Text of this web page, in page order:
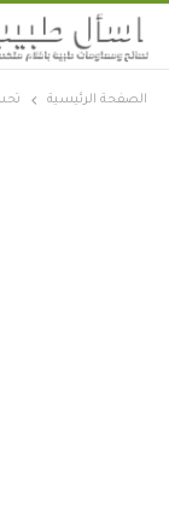
الصفحة الرئيسية